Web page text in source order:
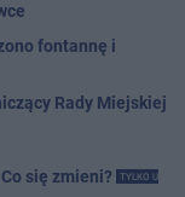
fontannę i
Rady Miejskiej
się zmieni?
TYLKO U